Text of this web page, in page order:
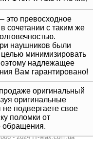
фотографов и
это превосходное
в сочетании с таким же
наушников были
минимизировать
надлежащее
Вам гарантировано!
оригинальный
оригинальные
подвергаете свое
поломки от
обращения.
- 2024 IT-Max.com.ua